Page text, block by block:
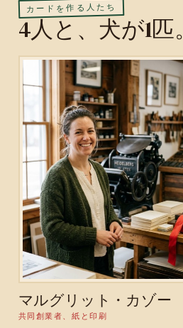
カードを作る人たち
4人と、犬が1匹。
マルグリット・カゾー
共同創業者、紙と印刷